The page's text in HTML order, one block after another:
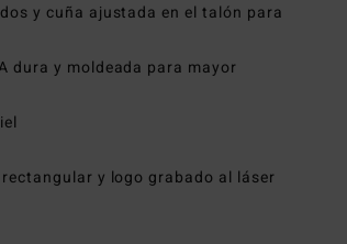
y cuña ajustada en el talón para
dura y moldeada para mayor
rectangular y logo grabado al láser